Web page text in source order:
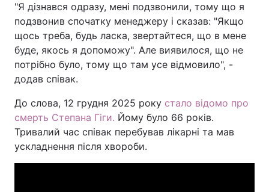
Тема оформлення
"Я дізнався одразу, мені подзвонили, тому що я
подзвонив спочатку менеджеру і сказав: "Якщо
щось треба, будь ласка, звертайтеся, що в мене
буде, якось я допоможу". Але виявилося, що не
потрібно було, тому що там усе відмовило", -
додав співак.
До слова, 12 грудня 2025 року стало відомо про
смерть Степана Гіги. Йому було 66 років.
Тривалий час співак перебував лікарні та мав
ускладнення після хвороби.